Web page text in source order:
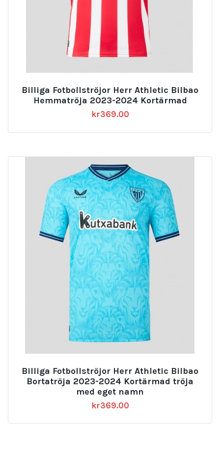
Billiga Fotbollströjor Herr Athletic Bilbao
Hemmatröja 2023-2024 Kortärmad
kr369.00
Billiga Fotbollströjor Herr Athletic Bilbao
Bortatröja 2023-2024 Kortärmad tröja
med eget namn
kr369.00